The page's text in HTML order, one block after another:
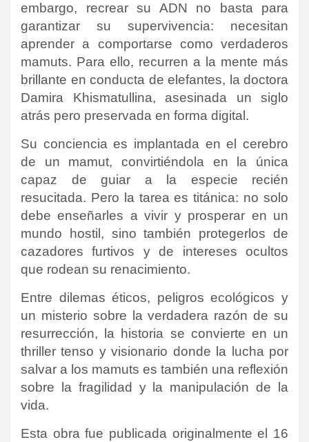
embargo, recrear su ADN no basta para
garantizar su supervivencia: necesitan
aprender a comportarse como verdaderos
mamuts. Para ello, recurren a la mente más
brillante en conducta de elefantes, la doctora
Damira Khismatullina, asesinada un siglo
atrás pero preservada en forma digital.
Su conciencia es implantada en el cerebro
de un mamut, convirtiéndola en la única
capaz de guiar a la especie recién
resucitada. Pero la tarea es titánica: no solo
debe enseñarles a vivir y prosperar en un
mundo hostil, sino también protegerlos de
cazadores furtivos y de intereses ocultos
que rodean su renacimiento.
Entre dilemas éticos, peligros ecológicos y
un misterio sobre la verdadera razón de su
resurrección, la historia se convierte en un
thriller tenso y visionario donde la lucha por
salvar a los mamuts es también una reflexión
sobre la fragilidad y la manipulación de la
vida.
Esta obra fue publicada originalmente el 16